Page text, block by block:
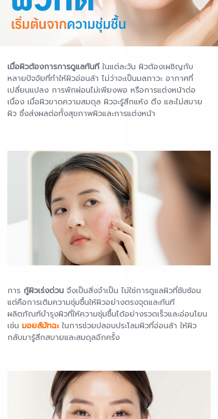
เมื่อผิวต้องการการดูแลทันทีในแต่ละวัน ผิวต้องเผชิญกับ
หลายปัจจัยที่ทำให้ผิวอ่อนล้า ไม่ว่าจะเป็นมลภาวะ อากาศที่
เปลี่ยนแปลง การพักผ่อนไม่เพียงพอ หรือการแต่งหน้าต่อ
เนื่อง เมื่อผิวขาดความสมดุล ผิวจะรู้สึกแห้ง ตึง และไม่สบาย
ผิว ซึ่งส่งผลต่อทั้งสุขภาพผิวและการแต่งหน้า
การ กู้ผิวเร่งด่วน จึงเป็นสิ่งจำเป็น ไม่ใช่การดูแลผิวที่ซับซ้อน
แต่คือการเติมความชุ่มชื้นให้ผิวอย่างตรงจุดและทันที
ผลิตภัณฑ์บำรุงผิวที่ให้ความชุ่มชื้นได้อย่างรวดเร็วและอ่อนโยน
เช่น มอยส์มัทฉะในการช่วยปลอบประโลมผิวที่อ่อนล้า ให้ผิว
กลับมารู้สึกสบายและสมดุลอีกครั้ง